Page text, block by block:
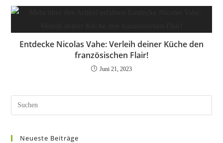
Entdecke Nicolas Vahe: Verleih deiner Küche den
französischen Flair!
Juni 21, 2023
Neueste Beiträge